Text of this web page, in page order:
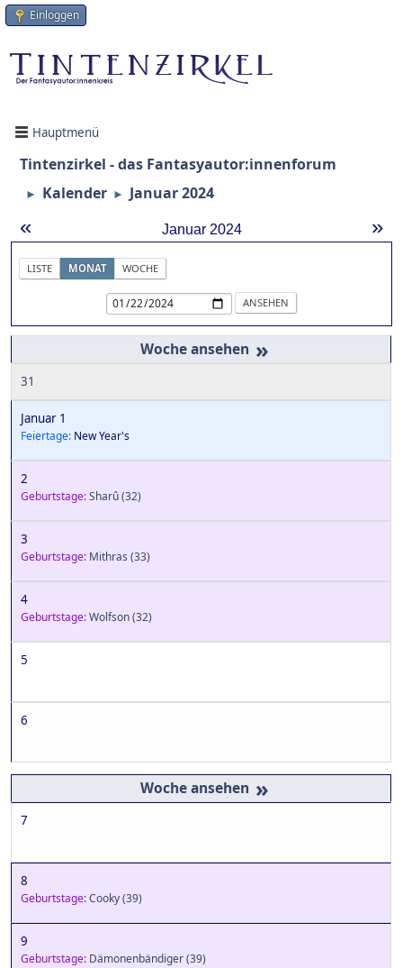
Einloggen
Hauptmenü
Tintenzirkel - das Fantasyautor:innenforum
► Kalender ► Januar 2024
« »
Januar 2024
LISTE MONAT WOCHE
»
31
Januar 1
Feiertage: New Year's
2
Geburtstage:Sharû(32)
3
Geburtstage: Mithras (33)
4
Geburtstage:Wolfson(32)
5
6
»
7
8
Geburtstage:Cooky(39)
9
Geburtstage: Dämonenbändiger(39)